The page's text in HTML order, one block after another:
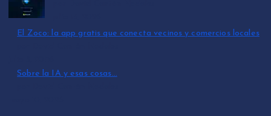
El Zoco: la app gratis que conecta vecinos y comercios locales
Sobre la IA y esas cosas…